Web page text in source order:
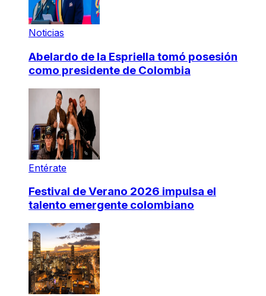
Noticias
Abelardo de la Espriella tomó posesión
como presidente de Colombia
Entérate
Festival de Verano 2026 impulsa el
talento emergente colombiano